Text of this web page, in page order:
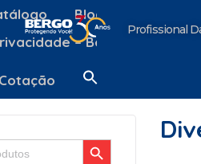
Profissional
Blog
– Bergo
Search Button